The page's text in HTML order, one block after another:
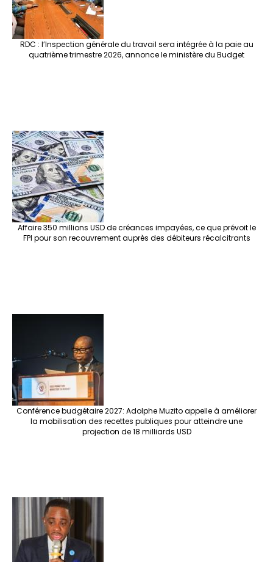
RDC : l’Inspection générale du travail sera intégrée à la paie au
quatrième trimestre 2026, annonce le ministère du Budget
Affaire 350 millions USD de créances impayées, ce que prévoit le
FPI pour son recouvrement auprès des débiteurs récalcitrants
Conférence budgétaire 2027: Adolphe Muzito appelle à améliorer
la mobilisation des recettes publiques pour atteindre une
projection de 18 milliards USD